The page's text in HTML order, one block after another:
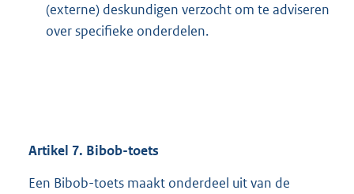
(externe) deskundigen verzocht om te adviseren
over specifieke onderdelen.
Artikel 7. Bibob-toets
Een Bibob-toets maakt onderdeel uit van de